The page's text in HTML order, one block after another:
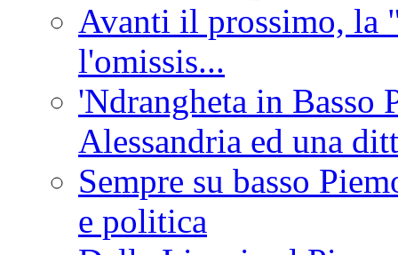
Avanti il prossimo, la
l'omissis...
'Ndrangheta in Basso
Alessandria ed una
Sempre su basso
e politica